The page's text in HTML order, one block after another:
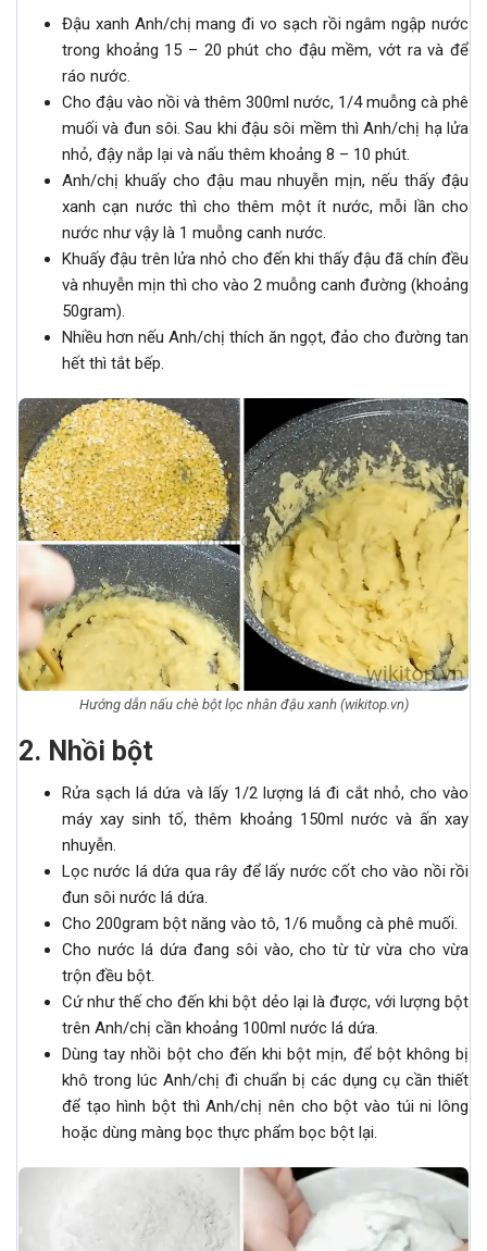
Đậu xanh Anh/chị mang đi vo sạch rồi ngâm ngập nước
trong khoảng 15 – 20 phút cho đậu mềm, vớt ra và để
ráo nước.
Cho đậu vào nồi và thêm 300ml nước, 1/4 muỗng cà phê
muối và đun sôi. Sau khi đậu sôi mềm thì Anh/chị hạ lửa
nhỏ, đậy nắp lại và nấu thêm khoảng 8 – 10 phút.
Anh/chị khuấy cho đậu mau nhuyễn mịn, nếu thấy đậu
xanh cạn nước thì cho thêm một ít nước, mỗi lần cho
nước như vậy là 1 muỗng canh nước.
Khuấy đậu trên lửa nhỏ cho đến khi thấy đậu đã chín đều
và nhuyễn mịn thì cho vào 2 muỗng canh đường (khoảng
50gram).
Nhiều hơn nếu Anh/chị thích ăn ngọt, đảo cho đường tan
hết thì tắt bếp.
Hướng dẫn nấu chè bột lọc nhân đậu xanh (wikitop.vn)
2. Nhồi bột
Rửa sạch lá dứa và lấy 1/2 lượng lá đi cắt nhỏ, cho vào
máy xay sinh tố, thêm khoảng 150ml nước và ấn xay
nhuyễn.
Lọc nước lá dứa qua rây để lấy nước cốt cho vào nồi rồi
đun sôi nước lá dứa.
Cho 200gram bột năng vào tô, 1/6 muỗng cà phê muối.
Cho nước lá dứa đang sôi vào, cho từ từ vừa cho vừa
trộn đều bột.
Cứ như thế cho đến khi bột dẻo lại là được, với lượng bột
trên Anh/chị cần khoảng 100ml nước lá dứa.
Dùng tay nhồi bột cho đến khi bột mịn, để bột không bị
khô trong lúc Anh/chị đi chuẩn bị các dụng cụ cần thiết
để tạo hình bột thì Anh/chị nên cho bột vào túi ni lông
hoặc dùng màng bọc thực phẩm bọc bột lại.